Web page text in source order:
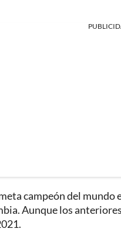
campeón del
Aunque los